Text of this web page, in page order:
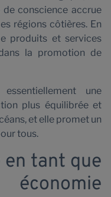
conscience accrue
régions côtières. En
produits et services
la promotion de
une
plus équilibrée et
et elle promet un
tous.
en tant que